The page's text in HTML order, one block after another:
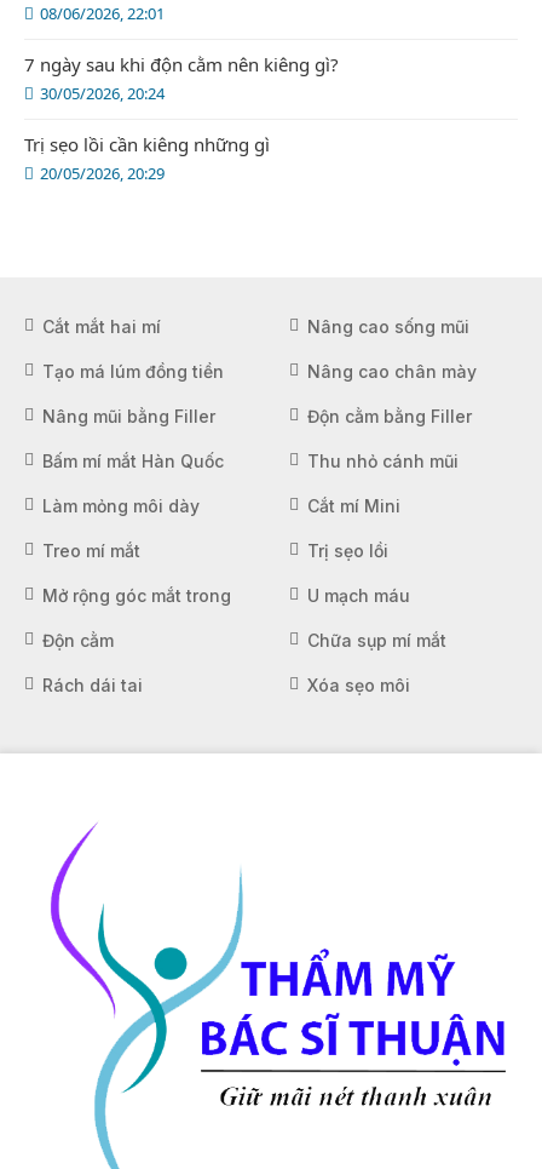
08/06/2026, 22:01
30/05/2026, 20:24
7 ngày sau khi độn cằm nên kiêng gì?
20/05/2026, 20:29
Trị sẹo lồi cần kiêng những gì
Cắt mắt hai mí Nâng cao sống mũi
Tạo má lúm đồng tiền Nâng cao chân mày
Nâng mũi bằng Filler Độn cằm bằng Filler
Bấm mí mắt Hàn Quốc Thu nhỏ cánh mũi
Làm mỏng môi dày Cắt mí Mini
Treo mí mắt Trị sẹo lồi
Mở rộng góc mắt trong U mạch máu
Độn cằm Chữa sụp mí mắt
Rách dái tai Xóa sẹo môi